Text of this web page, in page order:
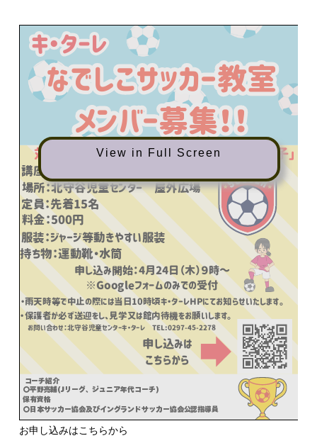
View in Full Screen
お申し込みはこちらから